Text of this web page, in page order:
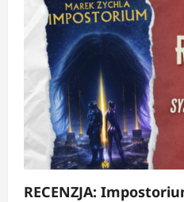
RECENZJA: